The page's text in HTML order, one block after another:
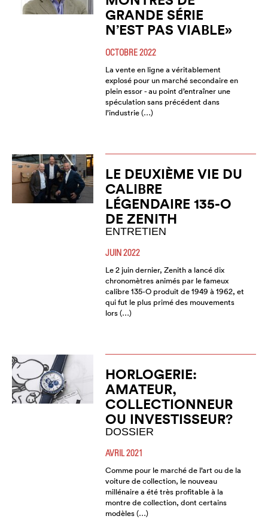
GRANDE SÉRIE
N’EST PAS VIABLE»
OCTOBRE 2022
La vente en ligne a véritablement
explosé pour un marché secondaire en
plein essor - au point d’entraîner une
spéculation sans précédent dans
l’industrie (…)
LE DEUXIÈME VIE DU
CALIBRE
LÉGENDAIRE 135-O
DE ZENITH
ENTRETIEN
JUIN 2022
Le 2 juin dernier, Zenith a lancé dix
chronomètres animés par le fameux
calibre 135-O produit de 1949 à 1962, et
qui fut le plus primé des mouvements
lors (…)
HORLOGERIE:
AMATEUR,
COLLECTIONNEUR
OU INVESTISSEUR?
DOSSIER
AVRIL 2021
Comme pour le marché de l’art ou de la
voiture de collection, le nouveau
millénaire a été très profitable à la
montre de collection, dont certains
modèles (…)